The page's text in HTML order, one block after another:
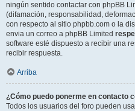
ningún sentido contactar con phpBB
(difamación, responsabilidad,
con respecto al sitio phpbb.com o la
envia un correo a phpBB Limited
software esté dispuesto a recibir una
recibir respuesta.
Arriba
¿Cómo puedo ponerme en contacto
Todos los usuarios del foro pueden